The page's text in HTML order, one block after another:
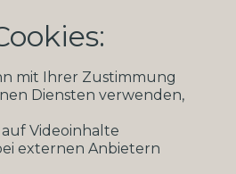
mit Ihrer Zustimmung
Diensten verwenden,
Videoinhalte
externen Anbietern